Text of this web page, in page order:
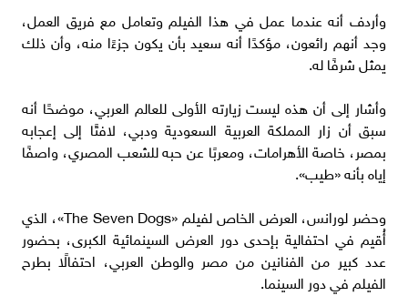
وأردف أنه عندما عمل في هذا الفيلم وتعامل مع فريق العمل،
وجد أنهم رائعون، مؤكدًا أنه سعيد بأن يكون جزءًا منه، وأن ذلك
يمثل شرفًا له.
وأشار إلى أن هذه ليست زيارته الأولى للعالم العربي، موضحًا أنه
سبق أن زار المملكة العربية السعودية ودبي، لافتًا إلى إعجابه
بمصر، خاصة الأهرامات، ومعربًا عن حبه للشعب المصري، واصفًا
إياه بأنه «طيب».
وحضر لورانس، العرض الخاص لفيلم «The Seven Dogs»، الذي
أُقيم في احتفالية بإحدى دور العرض السينمائية الكبرى، بحضور
عدد كبير من الفنانين من مصر والوطن العربي، احتفالًا بطرح
الفيلم في دور السينما.